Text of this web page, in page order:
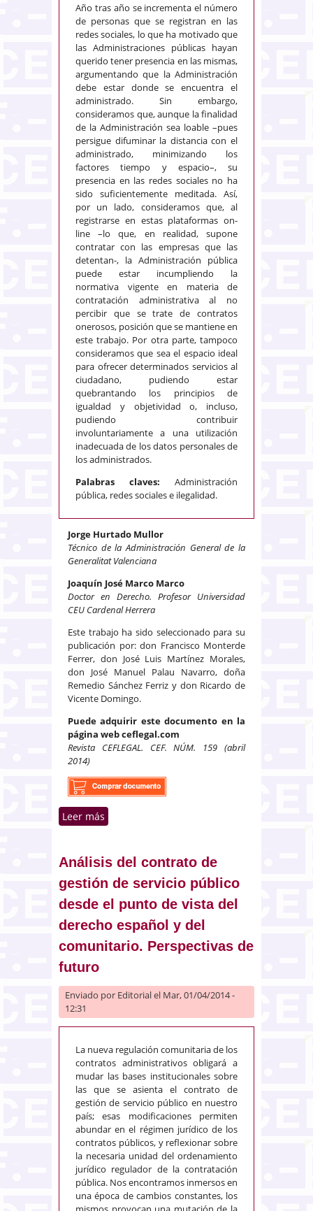
Año tras año se incrementa el número
de personas que se registran en las
redes sociales, lo que ha motivado que
las Administraciones públicas hayan
querido tener presencia en las mismas,
argumentando que la Administración
debe estar donde se encuentra el
administrado. Sin embargo,
consideramos que, aunque la finalidad
de la Administración sea loable –pues
persigue difuminar la distancia con el
administrado, minimizando los
factores tiempo y espacio–, su
presencia en las redes sociales no ha
sido suficientemente meditada. Así,
por un lado, consideramos que, al
registrarse en estas plataformas on-
line –lo que, en realidad, supone
contratar con las empresas que las
detentan-, la Administración pública
puede estar incumpliendo la
normativa vigente en materia de
contratación administrativa al no
percibir que se trate de contratos
onerosos, posición que se mantiene en
este trabajo. Por otra parte, tampoco
consideramos que sea el espacio ideal
para ofrecer determinados servicios al
ciudadano, pudiendo estar
quebrantando los principios de
igualdad y objetividad o, incluso,
pudiendo contribuir
involuntariamente a una utilización
inadecuada de los datos personales de
los administrados.
Palabras claves: Administración
pública, redes sociales e ilegalidad.
Jorge Hurtado Mullor
Técnico de la Administración General de la
Generalitat Valenciana
Joaquín José Marco Marco
Doctor en Derecho. Profesor Universidad
CEU Cardenal Herrera
Este trabajo ha sido seleccionado para su
publicación por: don Francisco Monterde
Ferrer, don José Luis Martínez Morales,
don José Manuel Palau Navarro, doña
Remedio Sánchez Ferriz y don Ricardo de
Vicente Domingo.
Puede adquirir este documento en la
página web ceflegal.com
Revista CEFLEGAL. CEF. NÚM. 159 (abril
2014)
Leer más
ilegalidad y la disfuncionalidad
Análisis del contrato de
gestión de servicio público
desde el punto de vista del
derecho español y del
comunitario. Perspectivas de
futuro
Enviado por Editorialel Mar, 01/04/2014 -
12:31
La nueva regulación comunitaria de los
contratos administrativos obligará a
mudar las bases institucionales sobre
las que se asienta el contrato de
gestión de servicio público en nuestro
país; esas modificaciones permiten
abundar en el régimen jurídico de los
contratos públicos, y reflexionar sobre
la necesaria unidad del ordenamiento
jurídico regulador de la contratación
pública. Nos encontramos inmersos en
una época de cambios constantes, los